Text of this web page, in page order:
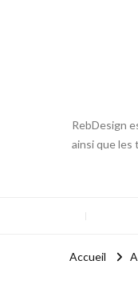
RebDesign
ainsi que les
Accueil